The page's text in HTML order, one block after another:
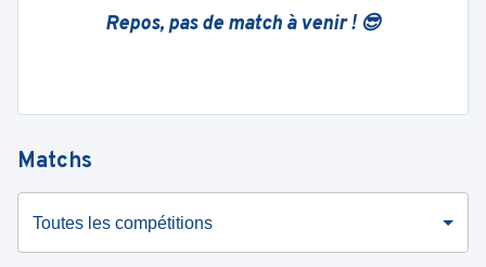
Repos, pas de match à venir ! 😎
Matchs
Toutes les compétitions